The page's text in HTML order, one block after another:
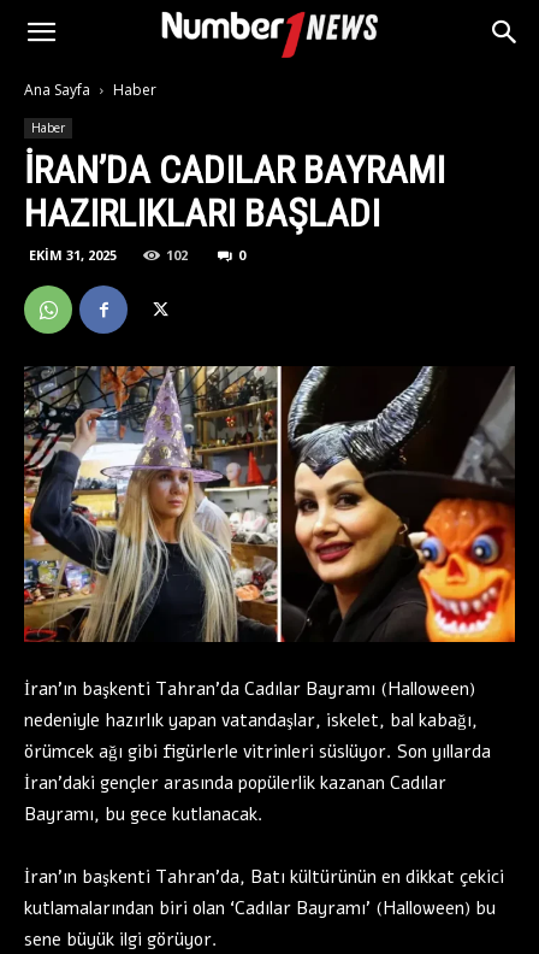
Ana Sayfa Haber
Haber
İRAN’DA CADILAR BAYRAMI
HAZIRLIKLARI BAŞLADI
EKIM 31, 2025 102 0
İran’ın başkenti Tahran’da Cadılar Bayramı (Halloween)
nedeniyle hazırlık yapan vatandaşlar, iskelet, bal kabağı,
örümcek ağı gibi figürlerle vitrinleri süslüyor. Son yıllarda
İran’daki gençler arasında popülerlik kazanan Cadılar
Bayramı, bu gece kutlanacak.
İran’ın başkenti Tahran’da, Batı kültürünün en dikkat çekici
kutlamalarından biri olan ‘Cadılar Bayramı’ (Halloween) bu
sene büyük ilgi görüyor.